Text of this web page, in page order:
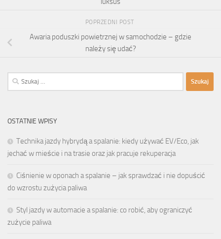
POPRZEDNI POST
Awaria poduszki powietrznej w samochodzie – gdzie
należy się udać?
Szukaj:
OSTATNIE WPISY
Technika jazdy hybrydą a spalanie: kiedy używać EV/Eco, jak
jechać w mieście i na trasie oraz jak pracuje rekuperacja
Ciśnienie w oponach a spalanie – jak sprawdzać i nie dopuścić
do wzrostu zużycia paliwa
Styl jazdy w automacie a spalanie: co robić, aby ograniczyć
zużycie paliwa